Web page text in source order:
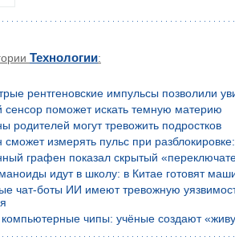
Технологии:
рентгеновские импульсы позволили
сенсор поможет искать темную материю
родителей могут тревожить подростков
измерять пульс при
графен показал скрытый
идут в школу: в Китае готовят
чат-боты ИИ имеют тревожную
компьютерные чипы: учёные создают